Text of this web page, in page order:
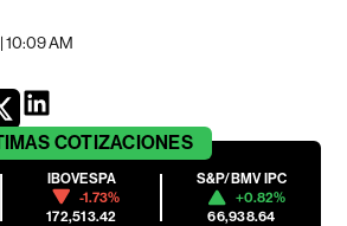
10:09 AM
COTIZACIONES
IBOVESPA
-1.73%
172,513.42
S&P/BMV IPC
+0.82%
66,938.64